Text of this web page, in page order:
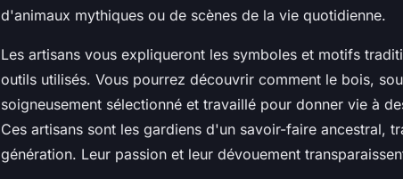
d'animaux mythiques ou de scènes de la vie quotidienne.
Les artisans vous expliqueront les symboles et motifs
outils utilisés. Vous pourrez découvrir comment le bois,
soigneusement sélectionné et travaillé pour donner vie à
Ces artisans sont les gardiens d'un savoir-faire ancestral,
génération. Leur passion et leur dévouement